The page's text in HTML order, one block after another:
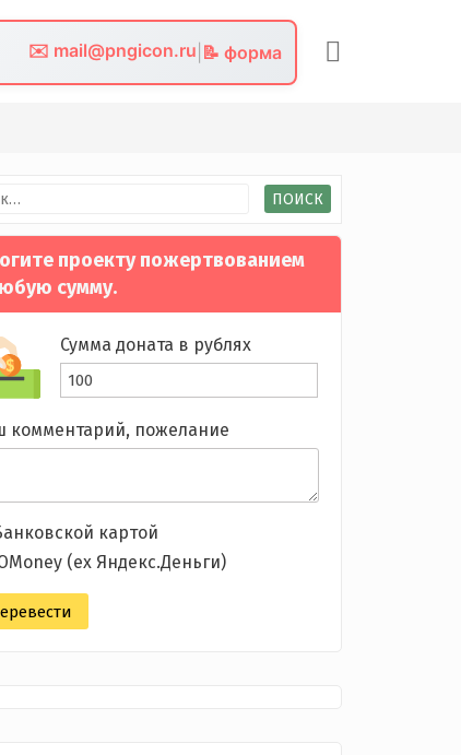
✉️ mail@pngicon.ru 📝 форма
проекту пожертвованием
сумму.
Сумма доната в рублях
комментарий, пожелание
картой
(ex Яндекс.Деньги)